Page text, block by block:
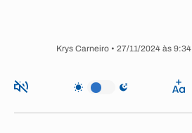
Krys Carneiro • 27/11/2024 às 9:34